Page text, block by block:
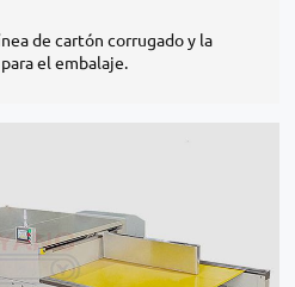
de cartón corrugado y la
el embalaje.